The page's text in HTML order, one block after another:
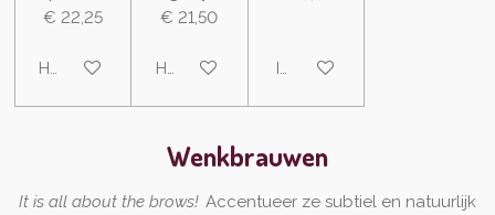
€ 22,25
Houd mij op de hoogte
€ 21,50
Houd mij op de hoogteIn winkelwagen
Wenkbrauwen
It is all about the brows! Accentueer ze subtiel en natuurlijk